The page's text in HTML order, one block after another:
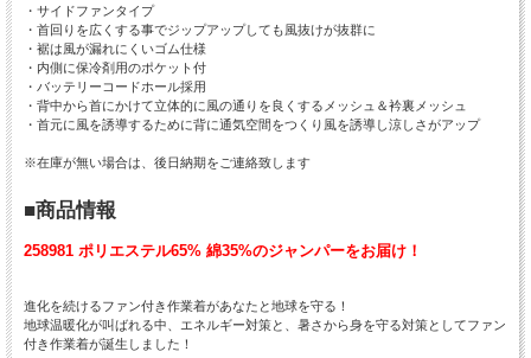
・サイドファンタイプ
・首回りを広くする事でジップアップしても風抜けが抜群に
・裾は風が漏れにくいゴム仕様
・内側に保冷剤用のポケット付
・バッテリーコードホール採用
・背中から首にかけて立体的に風の通りを良くするメッシュ＆衿裏メッシュ
・首元に風を誘導するために背に通気空間をつくり風を誘導し涼しさがアップ
※在庫が無い場合は、後日納期をご連絡致します
■商品情報
258981 ポリエステル65% 綿35%のジャンパーをお届け！
進化を続けるファン付き作業着があなたと地球を守る！
地球温暖化が叫ばれる中、エネルギー対策と、暑さから身を守る対策としてファン
付き作業着が誕生しました！